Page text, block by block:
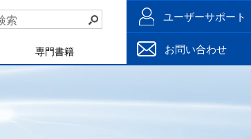
専門書籍
ユーザーサポート
お問い合わせ